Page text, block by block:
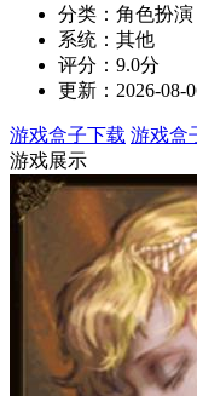
分类：角色扮演
系统：其他
评分：9.0分
更新：2026-08-
游戏盒子下载 游戏盒
游戏展示